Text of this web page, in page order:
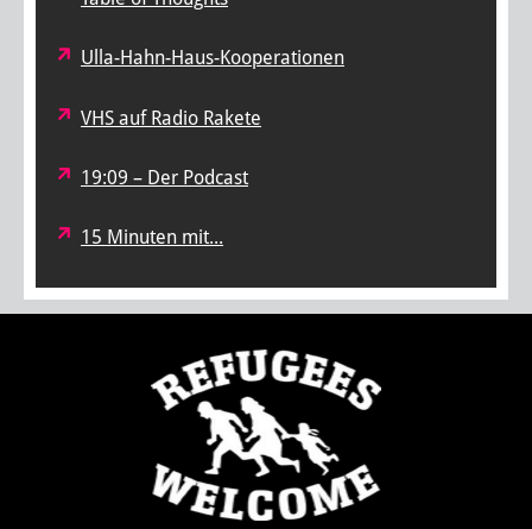
Ulla-Hahn-Haus-Kooperationen
VHS auf Radio Rakete
19:09 – Der Podcast
15 Minuten mit...